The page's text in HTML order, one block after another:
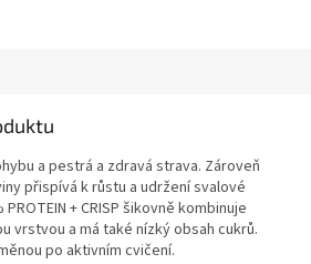
a pestrá a zdravá strava. Zároveň
přispívá k růstu a udržení svalové
+ CRISP šikovně kombinuje
vrstvou a má také nízký obsah cukrů.
po aktivním cvičení.